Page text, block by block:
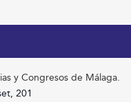
y Congresos de Málaga.
201